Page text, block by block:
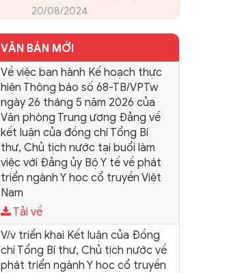
và tổ chức Hội nghị quán
KL/TW của Ban Bí thư
Trung ương Đảng về phát
triển nền Y học cổ truyền
Việt Nam và Hội Đông y
Việt Nam trong giai đoạn
mới.
20/08/2024
VĂN BẢN MỚI
Về việc ban hành Kế hoạch thực
hiện Thông báo số 68-TB/VPTw
ngày 26 tháng 5 năm 2026 của
Văn phòng Trung ương Đảng về
kết luận của đồng chí Tổng Bí
thư, Chủ tịch nước tại buổi làm
việc với Đảng ủy Bộ Y tế về phát
triển ngành Y học cổ truyền Việt
Nam
Tải về
V/v triển khai Kết luận của Đồng
chí Tổng Bí thư, Chủ tịch nước về
phát triển ngành Y học cổ truyền